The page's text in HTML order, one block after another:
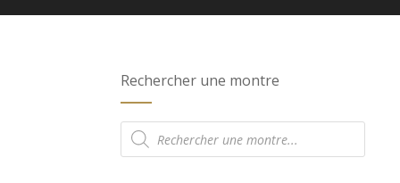
Rechercher une montre
Recherche
de
produits